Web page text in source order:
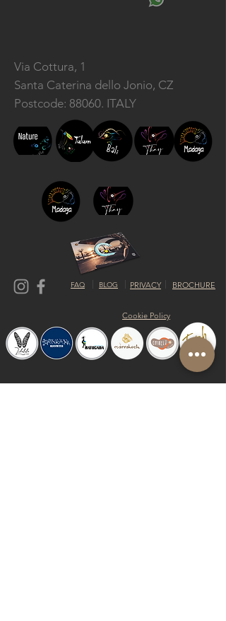
Via Cottura, 1
Santa Caterina dello Jonio, CZ
Postcode: 88060. ITALY
FAQ BLOG PRIVACY BROCHURE
Cookie Policy